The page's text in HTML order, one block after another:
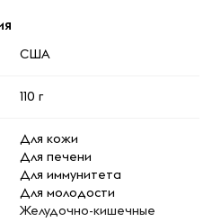
организме, что
уровня холестерина и
функций:Поддерживает
улучшению
США
110 г
Для кожи
Для печени
Для иммунитета
Для молодости
Желудочно-кишечные